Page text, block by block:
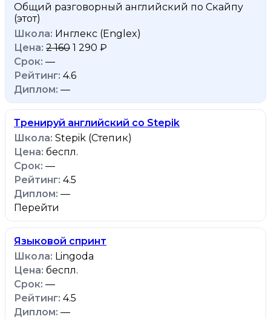
Общий разговорный английский по Скайпу
(этот)
Инглекс (Englex)
2 160 1 290 ₽
—
4.6
—
Тренируй английский со Stepik
Stepik (Степик)
беспл.
—
4.5
—
Перейти
Языковой спринт
Lingoda
беспл.
—
4.5
—